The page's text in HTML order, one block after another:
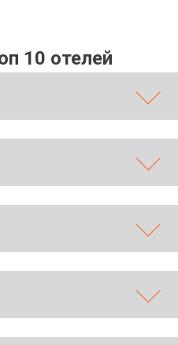
10 отелей